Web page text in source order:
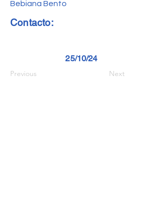
Bebiana Bento
Contacto:
25/10/24
Previous Next